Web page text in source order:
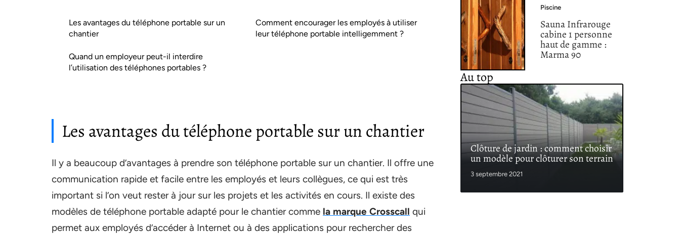
Les avantages du téléphone portable sur un
chantier
Quand un employeur peut-il interdire
l’utilisation des téléphones portables ?
Comment encourager les employés à utiliser
leur téléphone portable intelligemment ?
Les avantages du téléphone portable sur un chantier
Il y a beaucoup d’avantages à prendre son téléphone portable sur un chantier. Il offre une
communication rapide et facile entre les employés et leurs collègues, ce qui est très
important si l’on veut rester à jour sur les projets et les activités en cours. Il existe des
modèles de téléphone portable adapté pour le chantier comme la marque Crosscall qui
permet aux employés d’accéder à Internet ou à des applications pour rechercher des
Piscine
Sauna Infrarouge
cabine 1 personne
haut de gamme :
Marma 90
Au top
Clôture de jardin : comment choisir
un modèle pour clôturer son terrain
3 septembre 2021